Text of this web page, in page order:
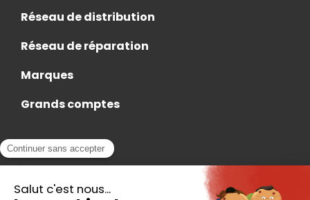
Réseau de distribution
Réseau de réparation
Marques
Grands comptes
Actualités